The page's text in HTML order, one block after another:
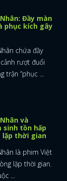
Đầy màn
phục kích gây
chứa đầy
rượt đuổi
trận “phục ...
và
sinh tồn hấp
lặp thời gian
là phim Việt
lặp thời gian.
...